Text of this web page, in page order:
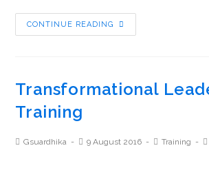
CONTINUE READING
Transformational
Training
Gsuardhika 9 August 2016 Training